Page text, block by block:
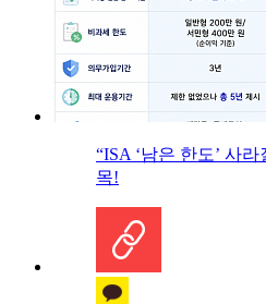
“ISA ‘남은 한도’ 사
목!